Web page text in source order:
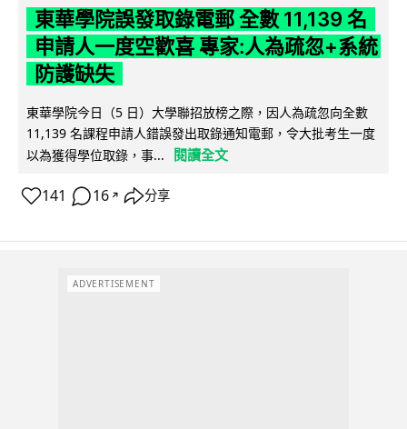
東華學院誤發取錄電郵 全數 11,139 名
申請人一度空歡喜 專家:人為疏忽+系統
防護缺失
東華學院今日（5 日）大學聯招放榜之際，因人為疏忽向全數
11,139 名課程申請人錯誤發出取錄通知電郵，令大批考生一度
以為獲得學位取錄，事...
閱讀全文
141 16 ↗ 分享
ADVERTISEMENT